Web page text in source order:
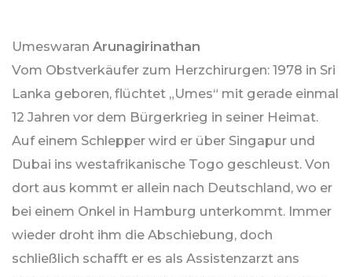
Umeswaran Arunagirinathan
Vom Obstverkäufer zum Herzchirurgen: 1978 in Sri
Lanka geboren, flüchtet „Umes“ mit gerade einmal
12 Jahren vor dem Bürgerkrieg in seiner Heimat.
Auf einem Schlepper wird er über Singapur und
Dubai ins westafrikanische Togo geschleust. Von
dort aus kommt er allein nach Deutschland, wo er
bei einem Onkel in Hamburg unterkommt. Immer
wieder droht ihm die Abschiebung, doch
schließlich schafft er es als Assistenzarzt ans